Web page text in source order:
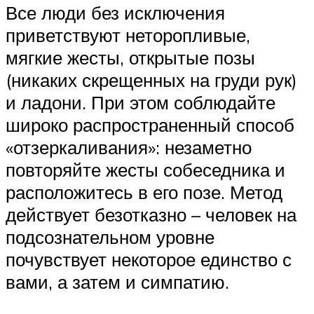
Все люди без исключения
приветствуют неторопливые,
мягкие жесты, открытые позы
(никаких скрещенных на груди рук)
и ладони. При этом соблюдайте
широко распространенный способ
«отзеркаливания»: незаметно
повторяйте жесты собеседника и
расположитесь в его позе. Метод
действует безотказно – человек на
подсознательном уровне
почувствует некоторое единство с
вами, а затем и симпатию.